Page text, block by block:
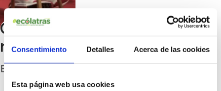
Consentimiento Detalles Acerca de las cookies
Esta página web usa cookies
Campus Calderón, anímate a
reducir envases
Badajoz